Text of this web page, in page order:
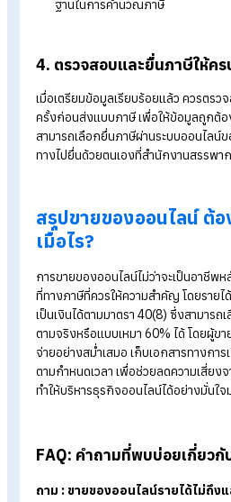
1.1 ภาษีเงินได้บุคคลธรรม
หรือการค้า ซึ่งต้องนำมาคำนวณภ
ยื่น ภ.ง.ด.90 และภ.ง.ด.94
1.2 ภาษีมูลค่าเพิ่ม (VAT)
ผู้ประกอบการมีหน้าที่จดทะเบียน
วัน นับจากวันที่มีรายรับเกิน 1.8 ล้า
2. บันทึกรายรับ-รายจ่าย
การจัดเก็บข้อมูลทางการเงินอย่า
ง่ายขึ้น และช่วยลดความผิดพลา
ได้ ค่าใช้จ่าย และเก็บเอกสารสำคั
3. สรุปรายได้และค่าใช้จ่